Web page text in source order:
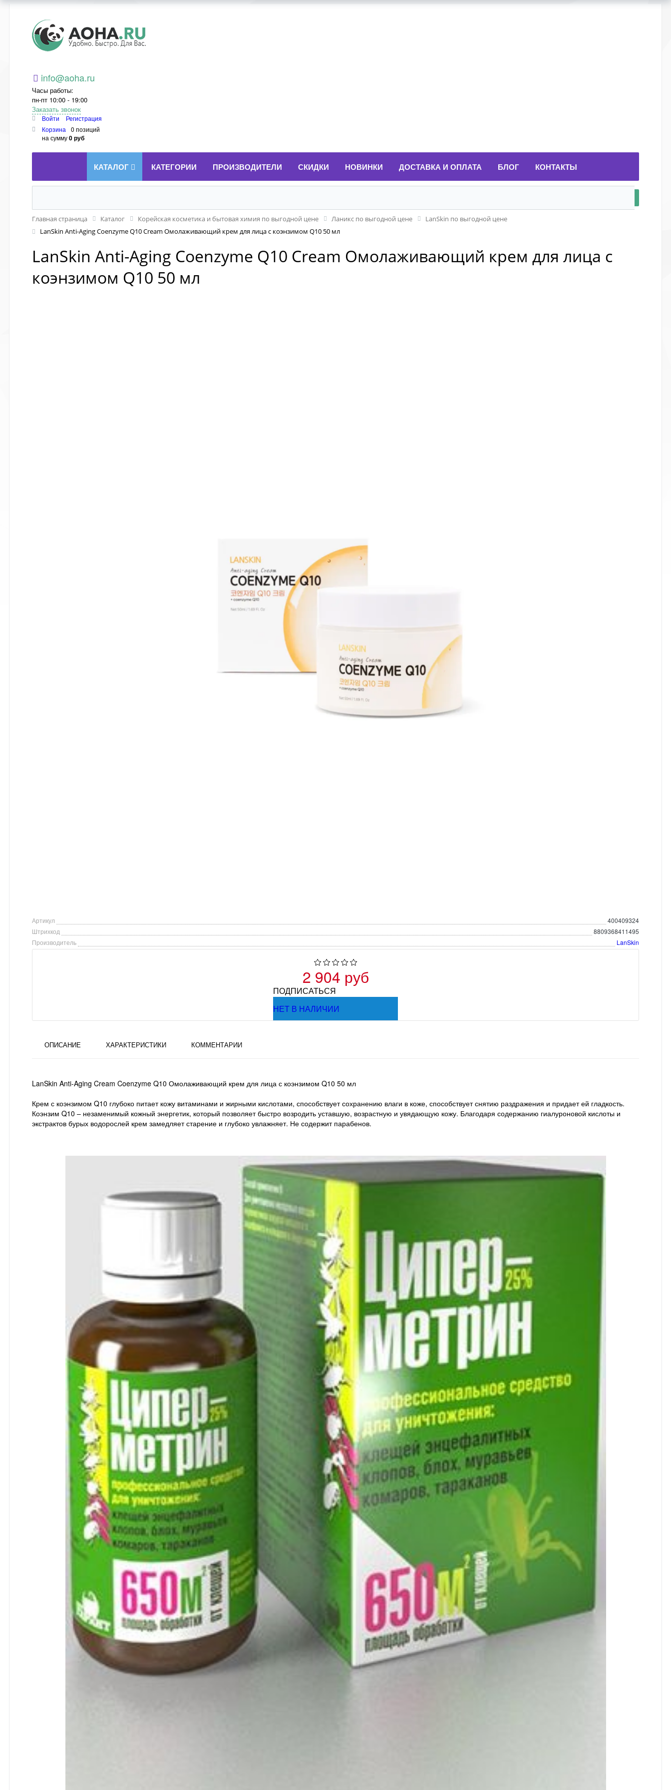
Aoha.ru
info@aoha.ru
Часы работы:
пн-пт 10:00 - 19:00
Заказать звонок
Войти
Регистрация
Корзина
0 позиций
на сумму0 руб
КАТАЛОГ КАТЕГОРИИ ПРОИЗВОДИТЕЛИ СКИДКИ НОВИНКИ ДОСТАВКА И ОПЛАТА БЛОГ КОНТАКТЫ
Главная страница Каталог Корейская косметика и бытовая химия по выгодной цене Ланикс по выгодной цене
LanSkin по выгодной цене
LanSkin Anti-Aging Coenzyme Q10 Cream Омолаживающий крем для лица с коэнзимом Q10 50 мл
LanSkin Anti-Aging Coenzyme Q10 Cream Омолаживающий крем для лица с
коэнзимом Q10 50 мл
Артикул
400409324
Штрихкод
8809368411495
Производитель
LanSkin
2 904 руб
ПОДПИСАТЬСЯ
НЕТ В НАЛИЧИИ
ОПИСАНИЕ ХАРАКТЕРИСТИКИ КОММЕНТАРИИ
LanSkin Anti-Aging Cream Coenzyme Q10 Омолаживающий крем для лица с коэнзимом Q10 50 мл
Крем с коэнзимом Q10 глубоко питает кожу витаминами и жирными кислотами, способствует сохранению влаги в коже, способствует снятию раздражения и придает ей гладкость.
Коэнзим Q10 – незаменимый кожный энергетик, который позволяет быстро возродить уставшую, возрастную и увядающую кожу. Благодаря содержанию гиалуроновой кислоты и
экстрактов бурых водорослей крем замедляет старение и глубоко увлажняет. Не содержит парабенов.